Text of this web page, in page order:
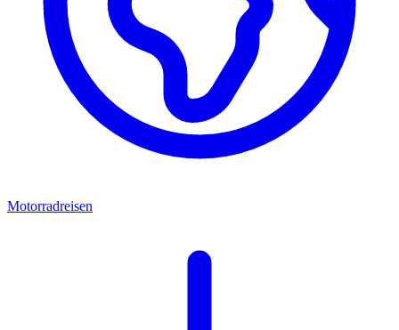
Motorradreisen